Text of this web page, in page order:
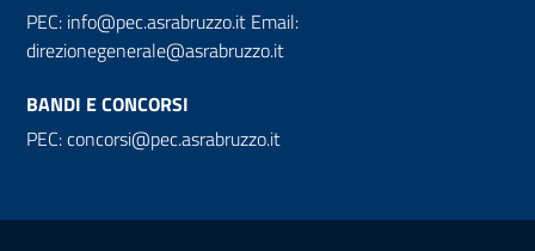
PEC: info@pec.asrabruzzo.it Email:
direzionegenerale@asrabruzzo.it
BANDI E CONCORSI
PEC:concorsi@pec.asrabruzzo.it
Useful links section